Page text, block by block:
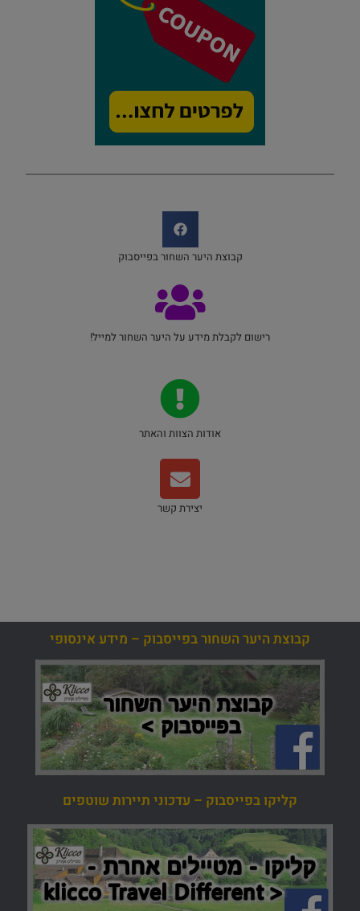
קבוצת היער השחור בפייסבוק
רישום לקבלת מידע על היער השחור למייל!
אודות הצוות והאתר
יצירת קשר
קבוצת היער השחור בפייסבוק – מידע אינסופי
קליקו בפייסבוק – עדכוני תיירות שוטפים